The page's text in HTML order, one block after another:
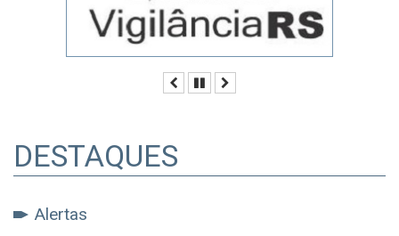
AnteriorPausar
DESTAQUES
Alertas